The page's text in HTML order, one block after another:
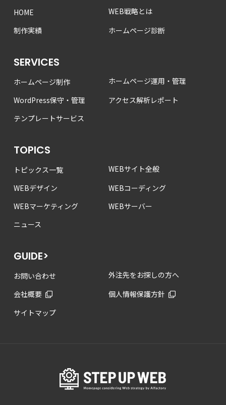
HOME
WEB戦略とは
制作実績
ホームページ診断
SERVICES
ホームページ制作
ホームページ運用・管理
WordPress保守・管理
アクセス解析レポート
テンプレートサービス
TOPICS
トピックス一覧
WEBサイト全般
WEBデザイン
WEBコーディング
WEBマーケティング
WEBサーバー
ニュース
GUIDE>
お問い合わせ
外注先をお探しの方へ
会社概要
個人情報保護方針
サイトマップ